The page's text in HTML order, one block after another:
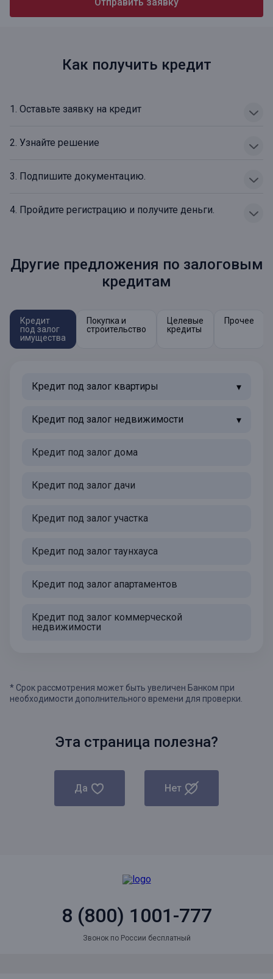
Как получить кредит
1. Оставьте заявку на кредит
2. Узнайте решение
3. Подпишите документацию.
4. Пройдите регистрацию и получите деньги.
Другие предложения по залоговым
кредитам
Кредит
под залог
имущества
Покупка и
строительство
Целевые
кредиты
Прочее
Кредит под залог квартиры
Кредит под залог недвижимости
Кредит под залог дома
Кредит под залог дачи
Кредит под залог участка
Кредит под залог таунхауса
Кредит под залог апартаментов
Кредит под залог коммерческой
недвижимости
* Срок рассмотрения может быть увеличен Банком при
необходимости дополнительного времени для проверки.
Эта страница полезна?
Да Нет
8 (800) 1001-777
Звонок по России бесплатный